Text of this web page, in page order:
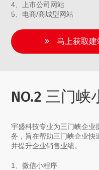
4、上市公司网站
5、电商/商城型网站
马上获取建
NO.2 三门峡
宇盛科技专业为三门峡企业
务，旨在帮助三门峡企业快
并提升企业销售业绩。
1、微信小程序